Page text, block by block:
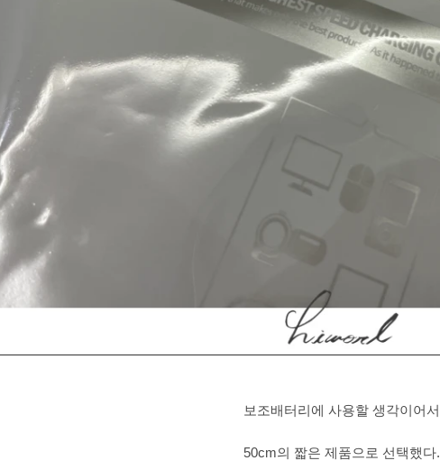
보조배터리에 사용할 생각이어서
50cm의 짧은 제품으로 선택했다.